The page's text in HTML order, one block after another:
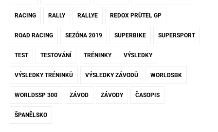
RACING RALLY RALLYE REDOX PRÜTEL GP
ROAD RACING SEZÓNA 2019 SUPERBIKE SUPERSPORT
TEST TESTOVÁNÍ TRÉNINKY VÝSLEDKY
VÝSLEDKY TRÉNINKŮ VÝSLEDKY ZÁVODŮ WORLDSBK
WORLDSSP 300 ZÁVOD ZÁVODY ČASOPIS
ŠPANĚLSKO